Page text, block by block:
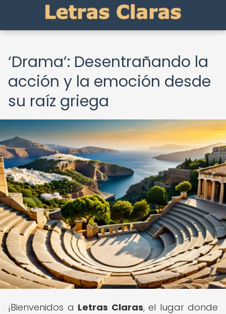
‘Drama’: Desentrañando la
acción y la emoción desde
su raíz griega
¡Bienvenidos a Letras Claras, el lugar donde